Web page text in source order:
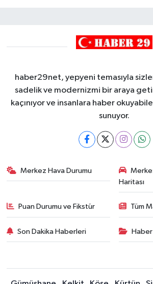
haber29net, yepyeni temasıyla
sadelik ve modernizmi bir araya
kaçınıyor ve insanlara haber
sunuyor.
Merkez Hava Durumu
Haritası
Puan Durumu ve Fikstür Tüm
Son Dakika Haberleri